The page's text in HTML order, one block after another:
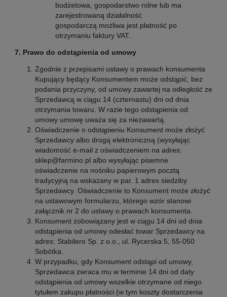
budżetowa, gospodarstwo rolne lub ma
zarejestrowaną działalność
gospodarczą możliwa jest płatność po
otrzymaniu faktury VAT.
7. Prawo do odstąpienia od umowy
Zgodnie z przepisami ustawy o prawach konsumenta
Kupujący będący Konsumentem może odstąpić, bez
podania przyczyny, od umowy zawartej na odległość ze
Sprzedawcą w ciągu 14 (czternastu) dni od dnia
otrzymania towaru. W razie tego odstąpienia od
umowy umowę uważa się za niezawartą.
Oświadczenie o odstąpieniu Konsument może złożyć
Sprzedawcy albo drogą elektroniczną (wysyłając
wiadomość e-mail z oświadczeniem na adres:
sklep@farmino.pl albo wysyłając pisemne
oświadczenie na nośniku papierowym pocztą
tradycyjną na wskazany w par. 1 adres siedziby
Sprzedawcy. Oświadczenie to Konsument może złożyć
na ustawowym formularzu, którego wzór stanowi
załącznik nr 2 do ustawy o prawach konsumenta.
Konsument zobowiązany jest w ciągu 14 dni od dnia
odstąpienia od umowy odesłać towar Sprzedawcy na
adres: Stabilero Sp. z o.o., ul. Rycerska 5, 55-050
Sobótka.
W przypadku, gdy Konsument odstąpi od umowy,
Sprzedawca zwraca mu w terminie 14 dni od daty
odstąpienia od umowy wszelkie otrzymane od niego
tytułem zakupu płatności (w tym koszty dostarczenia